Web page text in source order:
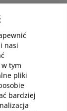
nasi
tym
pliki
bardziej